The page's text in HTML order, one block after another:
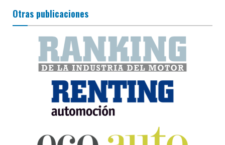
Otras publicaciones